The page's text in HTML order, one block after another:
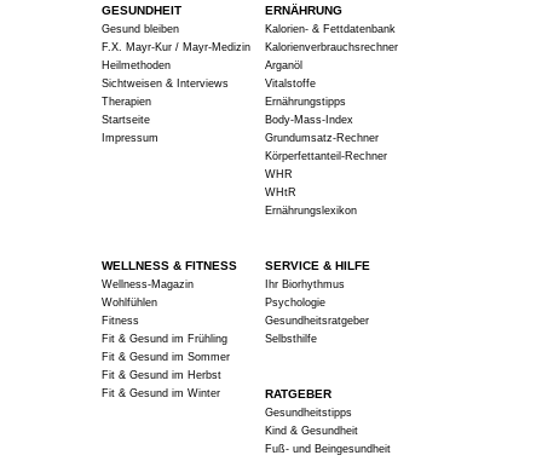
GESUNDHEIT
Gesund bleiben
F.X. Mayr-Kur / Mayr-Medizin
Heilmethoden
Sichtweisen & Interviews
Therapien
Startseite
Impressum
ERNÄHRUNG
Kalorien- & Fettdatenbank
Kalorienverbrauchsrechner
Arganöl
Vitalstoffe
Ernährungstipps
Body-Mass-Index
Grundumsatz-Rechner
Körperfettanteil-Rechner
WHR
WHtR
Ernährungslexikon
WELLNESS & FITNESS
Wellness-Magazin
Wohlfühlen
Fitness
Fit & Gesund im Frühling
Fit & Gesund im Sommer
Fit & Gesund im Herbst
Fit & Gesund im Winter
SERVICE & HILFE
Ihr Biorhythmus
Psychologie
Gesundheitsratgeber
Selbsthilfe
RATGEBER
Gesundheitstipps
Kind & Gesundheit
Fuß- und Beingesundheit